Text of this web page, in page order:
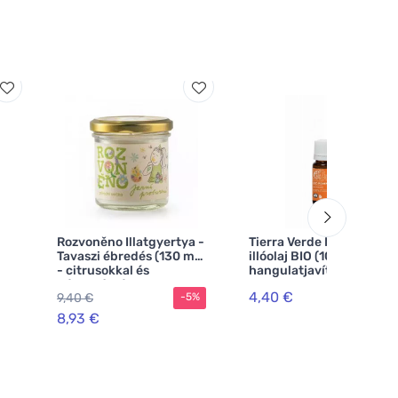
Rozvoněno Illatgyertya -
Tavaszi ébredés (130 ml)
- citrusokkal és
pálmarózsával
9,40 €
8,93 €
-5%
Tierra Verde Narancs
illóolaj BIO (10 ml) -
hangulatjavító
4,40 €